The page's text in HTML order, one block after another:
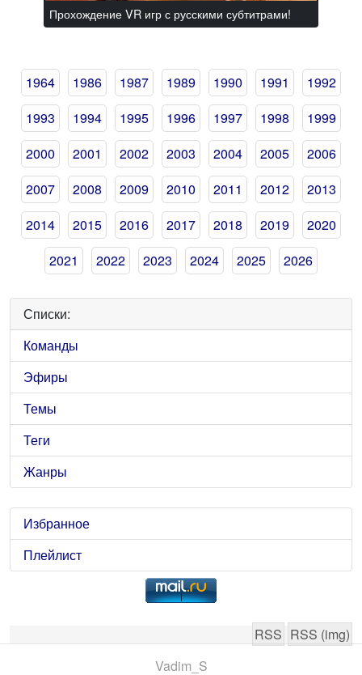
Прохождение VR игр с русскими субтитрами!
1964 1986 1987 1989 1990 1991
1992
1993
1994 1995 1996 1997 1998
1999
2000
2001 2002 2003 2004 2005
2006
2007
2008 2009 2010 2011 2012
2013
2014
2015 2016 2017 2018 2019
2020
2021
2022 2023 2024 2025 2026
Списки:
Команды
Эфиры
Темы
Теги
Жанры
Избранное
Плейлист
RSS RSS (img)
Vadim_S